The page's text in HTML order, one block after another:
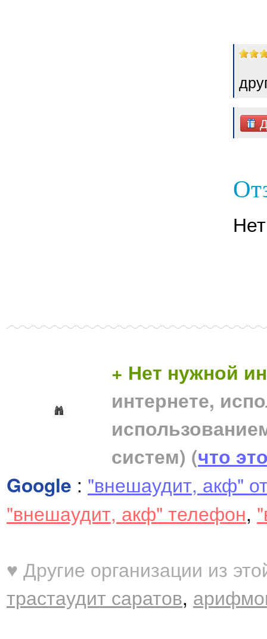
+ Нет нужной
интернете,
систем) (что
Google : "внешаудит, акф"
"внешаудит, акф" телефон,
♥ Другие организации из
трастаудит саратов,